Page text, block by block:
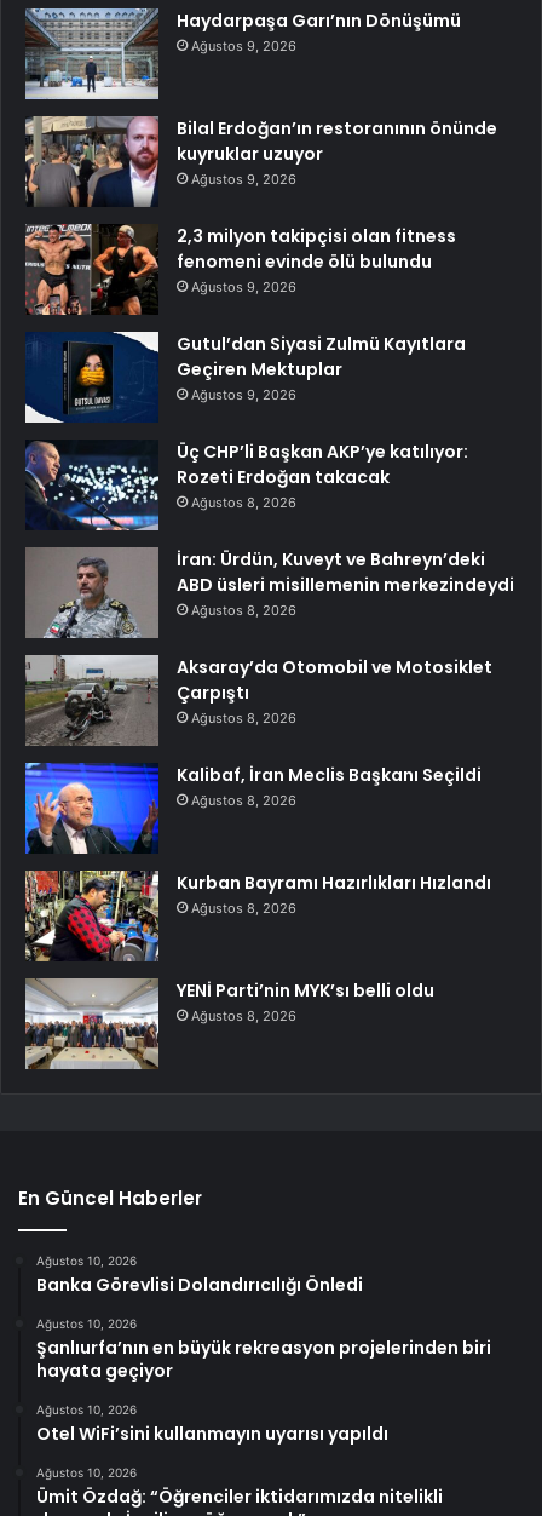
Haydarpaşa Garı’nın Dönüşümü
Ağustos 9, 2026
Bilal Erdoğan’ın restoranının önünde
kuyruklar uzuyor
Ağustos 9, 2026
2,3 milyon takipçisi olan fitness
fenomeni evinde ölü bulundu
Ağustos 9, 2026
Gutul’dan Siyasi Zulmü Kayıtlara
Geçiren Mektuplar
Ağustos 9, 2026
Üç CHP’li Başkan AKP’ye katılıyor:
Rozeti Erdoğan takacak
Ağustos 8, 2026
İran: Ürdün, Kuveyt ve Bahreyn’deki
ABD üsleri misillemenin merkezindeydi
Ağustos 8, 2026
Aksaray’da Otomobil ve Motosiklet
Çarpıştı
Ağustos 8, 2026
Kalibaf, İran Meclis Başkanı Seçildi
Ağustos 8, 2026
Kurban Bayramı Hazırlıkları Hızlandı
Ağustos 8, 2026
YENİ Parti’nin MYK’sı belli oldu
Ağustos 8, 2026
En Güncel Haberler
Ağustos 10, 2026
Banka Görevlisi Dolandırıcılığı Önledi
Ağustos 10, 2026
Şanlıurfa’nın en büyük rekreasyon projelerinden biri
hayata geçiyor
Ağustos 10, 2026
Otel WiFi’sini kullanmayın uyarısı yapıldı
Ağustos 10, 2026
Ümit Özdağ: “Öğrenciler iktidarımızda nitelikli